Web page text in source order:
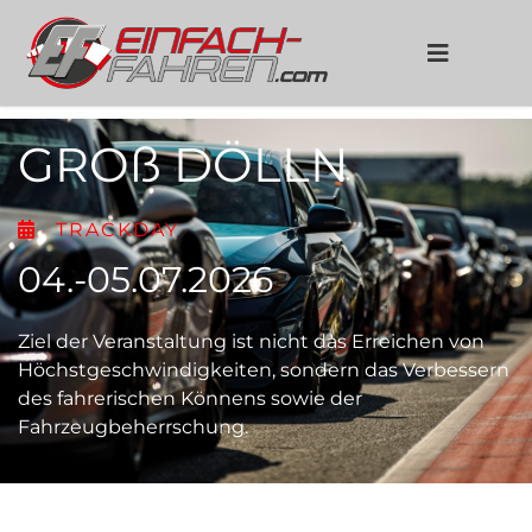
GROß DÖLLN
TRACKDAY
04.-05.07.2026
Ziel der Veranstaltung ist nicht das Erreichen von
Höchstgeschwindigkeiten, sondern das Verbessern
des fahrerischen Könnens sowie der
Fahrzeugbeherrschung.